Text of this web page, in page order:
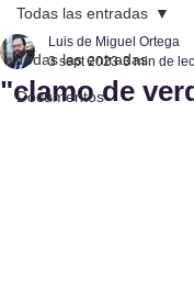
Todas las entradas
Documentos
Todas las entradas
"clamo de
Luis de Miguel Ortega
3 sept 2023 3 min de